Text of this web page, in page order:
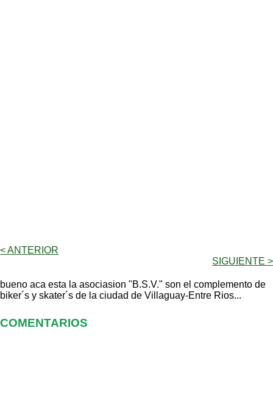
< ANTERIOR
SIGUIENTE >
bueno aca esta la asociasion "B.S.V." son el complemento de
biker´s y skater´s de la ciudad de Villaguay-Entre Rios...
COMENTARIOS